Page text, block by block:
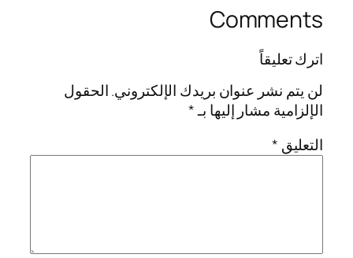
Comments
اترك تعليقاً
لن يتم نشر عنوان بريدك الإلكتروني.الحقول
الإلزامية مشار إليها بـ*
التعليق *